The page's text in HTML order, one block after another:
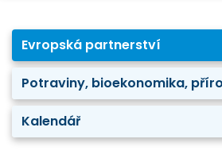
Evropská partnerství
Kalendář